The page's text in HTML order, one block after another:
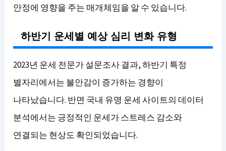
안정에 영향을 주는 매개체임을 알 수 있습니다.
하반기 운세별 예상 심리 변화 유형
2023년 운세 전문가 설문조사 결과, 하반기 특정
별자리에서는 불안감이 증가하는 경향이
나타났습니다. 반면 국내 유명 운세 사이트의 데이터
분석에서는 긍정적인 운세가 스트레스 감소와
연결되는 현상도 확인되었습니다.